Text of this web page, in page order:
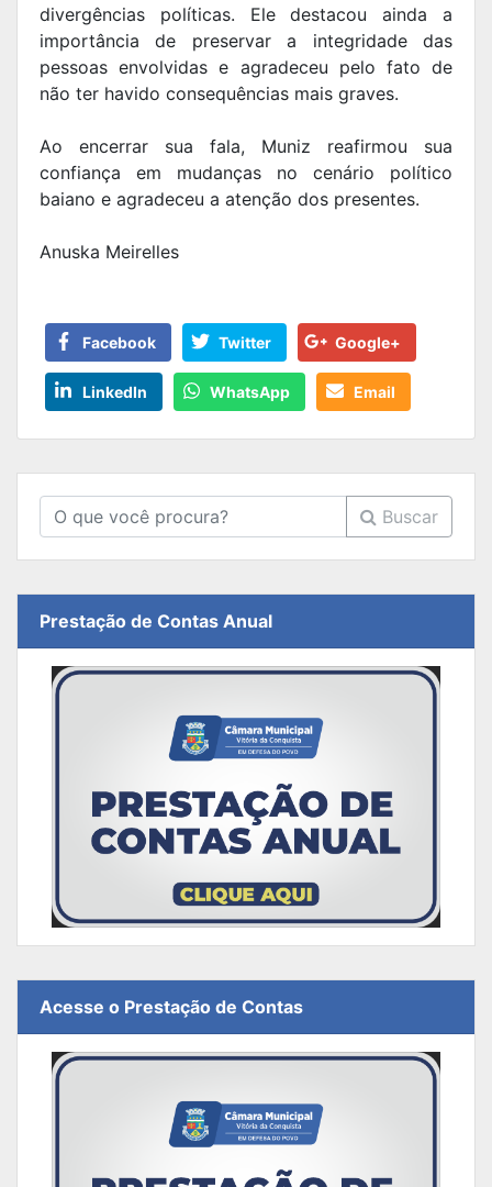
divergências políticas. Ele destacou ainda a
importância de preservar a integridade das
pessoas envolvidas e agradeceu pelo fato de
não ter havido consequências mais graves.
Ao encerrar sua fala, Muniz reafirmou sua
confiança em mudanças no cenário político
baiano e agradeceu a atenção dos presentes.
Anuska Meirelles
Facebook Twitter Google+
LinkedIn WhatsApp Email
Buscar
Prestação de Contas Anual
Acesse o Prestação de Contas